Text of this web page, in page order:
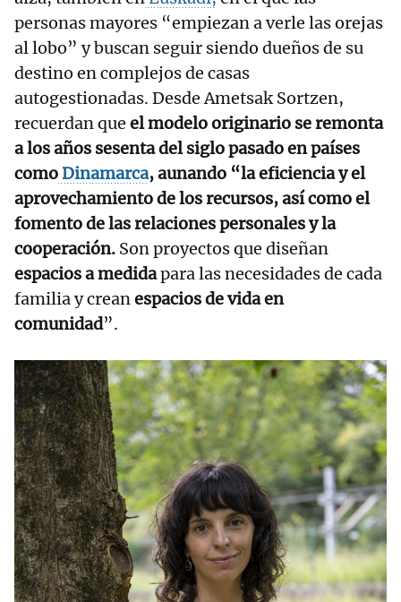
personas mayores “empiezan a verle las orejas
al lobo” y buscan seguir siendo dueños de su
destino en complejos de casas
autogestionadas. Desde Ametsak Sortzen,
recuerdan que el modelo originario se remonta
a los años sesenta del siglo pasado en países
comoDinamarca, aunando “la eficiencia y el
aprovechamiento de los recursos, así como el
fomento de las relaciones personales y la
cooperación. Son proyectos que diseñan
espacios a medidapara las necesidades de cada
familia y creanespacios de vida en
comunidad”.